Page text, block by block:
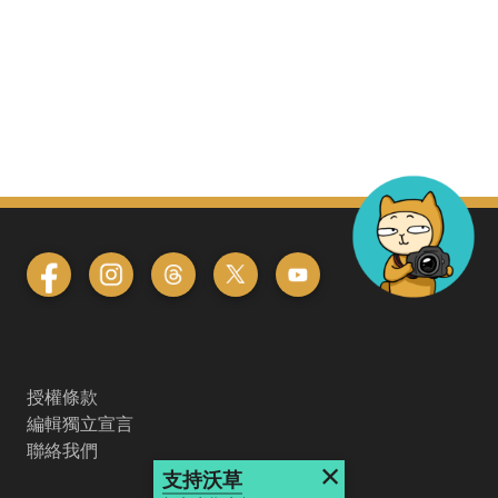
授權條款
編輯獨立宣言
聯絡我們
支持沃草 ×